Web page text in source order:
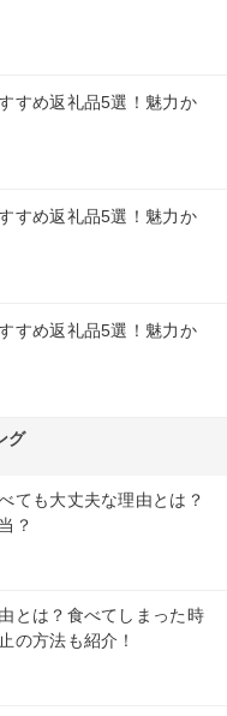
すめ返礼品5選！魅力か
すめ返礼品5選！魅力か
すめ返礼品5選！魅力か
グ
ても大丈夫な理由とは？
？
とは？食べてしまった時
の方法も紹介！